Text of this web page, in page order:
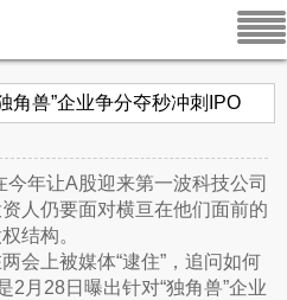
角兽”企业争分夺秒冲刺IPO
今年让A股迎来第一波科技公司
人仍要面对横亘在他们面前的
结构。
会上被媒体“逮住”，追问如何
2月28日曝出针对“独角兽”企业